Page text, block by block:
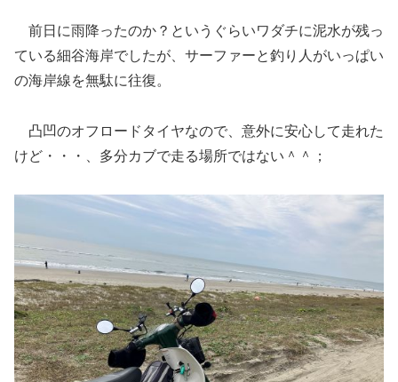
前日に雨降ったのか？というぐらいワダチに泥水が残っ
ている細谷海岸でしたが、サーファーと釣り人がいっぱい
の海岸線を無駄に往復。
凸凹のオフロードタイヤなので、意外に安心して走れた
けど・・・、多分カブで走る場所ではない＾＾；